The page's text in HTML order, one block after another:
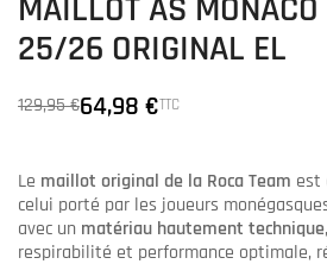
MAILLOT AS
25/26 ORIGINAL EL
129,95 €64,98 €TTC
Le maillot original de la Roca Team est
celui porté par les joueurs
avec un matériau hautement technique
respirabilité et performance optimale,